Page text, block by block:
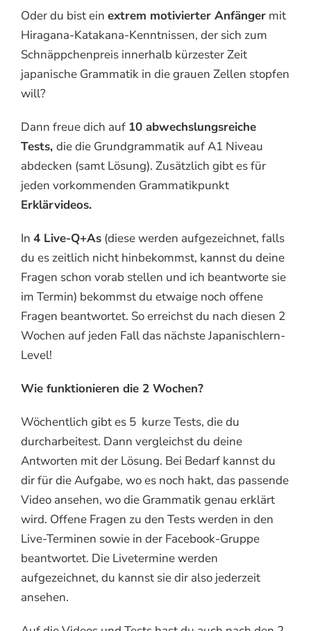
Oder du bist ein extrem motivierter Anfängermit
Hiragana-Katakana-Kenntnissen, der sich zum
Schnäppchenpreis innerhalb kürzester Zeit
japanische Grammatik in die grauen Zellen stopfen
will?
Dann freue dich auf 10 abwechslungsreiche
Tests, die die Grundgrammatik auf A1 Niveau
abdecken (samt Lösung). Zusätzlich gibt es für
jeden vorkommenden Grammatikpunkt
Erklärvideos.
In 4 Live-Q+As(diese werden aufgezeichnet, falls
du es zeitlich nicht hinbekommst, kannst du deine
Fragen schon vorab stellen und ich beantworte sie
im Termin) bekommst du etwaige noch offene
Fragen beantwortet. So erreichst du nach diesen 2
Wochen auf jeden Fall das nächste Japanischlern-
Level!
Wie funktionieren die 2 Wochen?
Wöchentlich gibt es 5 kurze Tests, die du
durcharbeitest. Dann vergleichst du deine
Antworten mit der Lösung. Bei Bedarf kannst du
dir für die Aufgabe, wo es noch hakt, das passende
Video ansehen, wo die Grammatik genau erklärt
wird. Offene Fragen zu den Tests werden in den
Live-Terminen sowie in der Facebook-Gruppe
beantwortet. Die Livetermine werden
aufgezeichnet, du kannst sie dir also jederzeit
ansehen.